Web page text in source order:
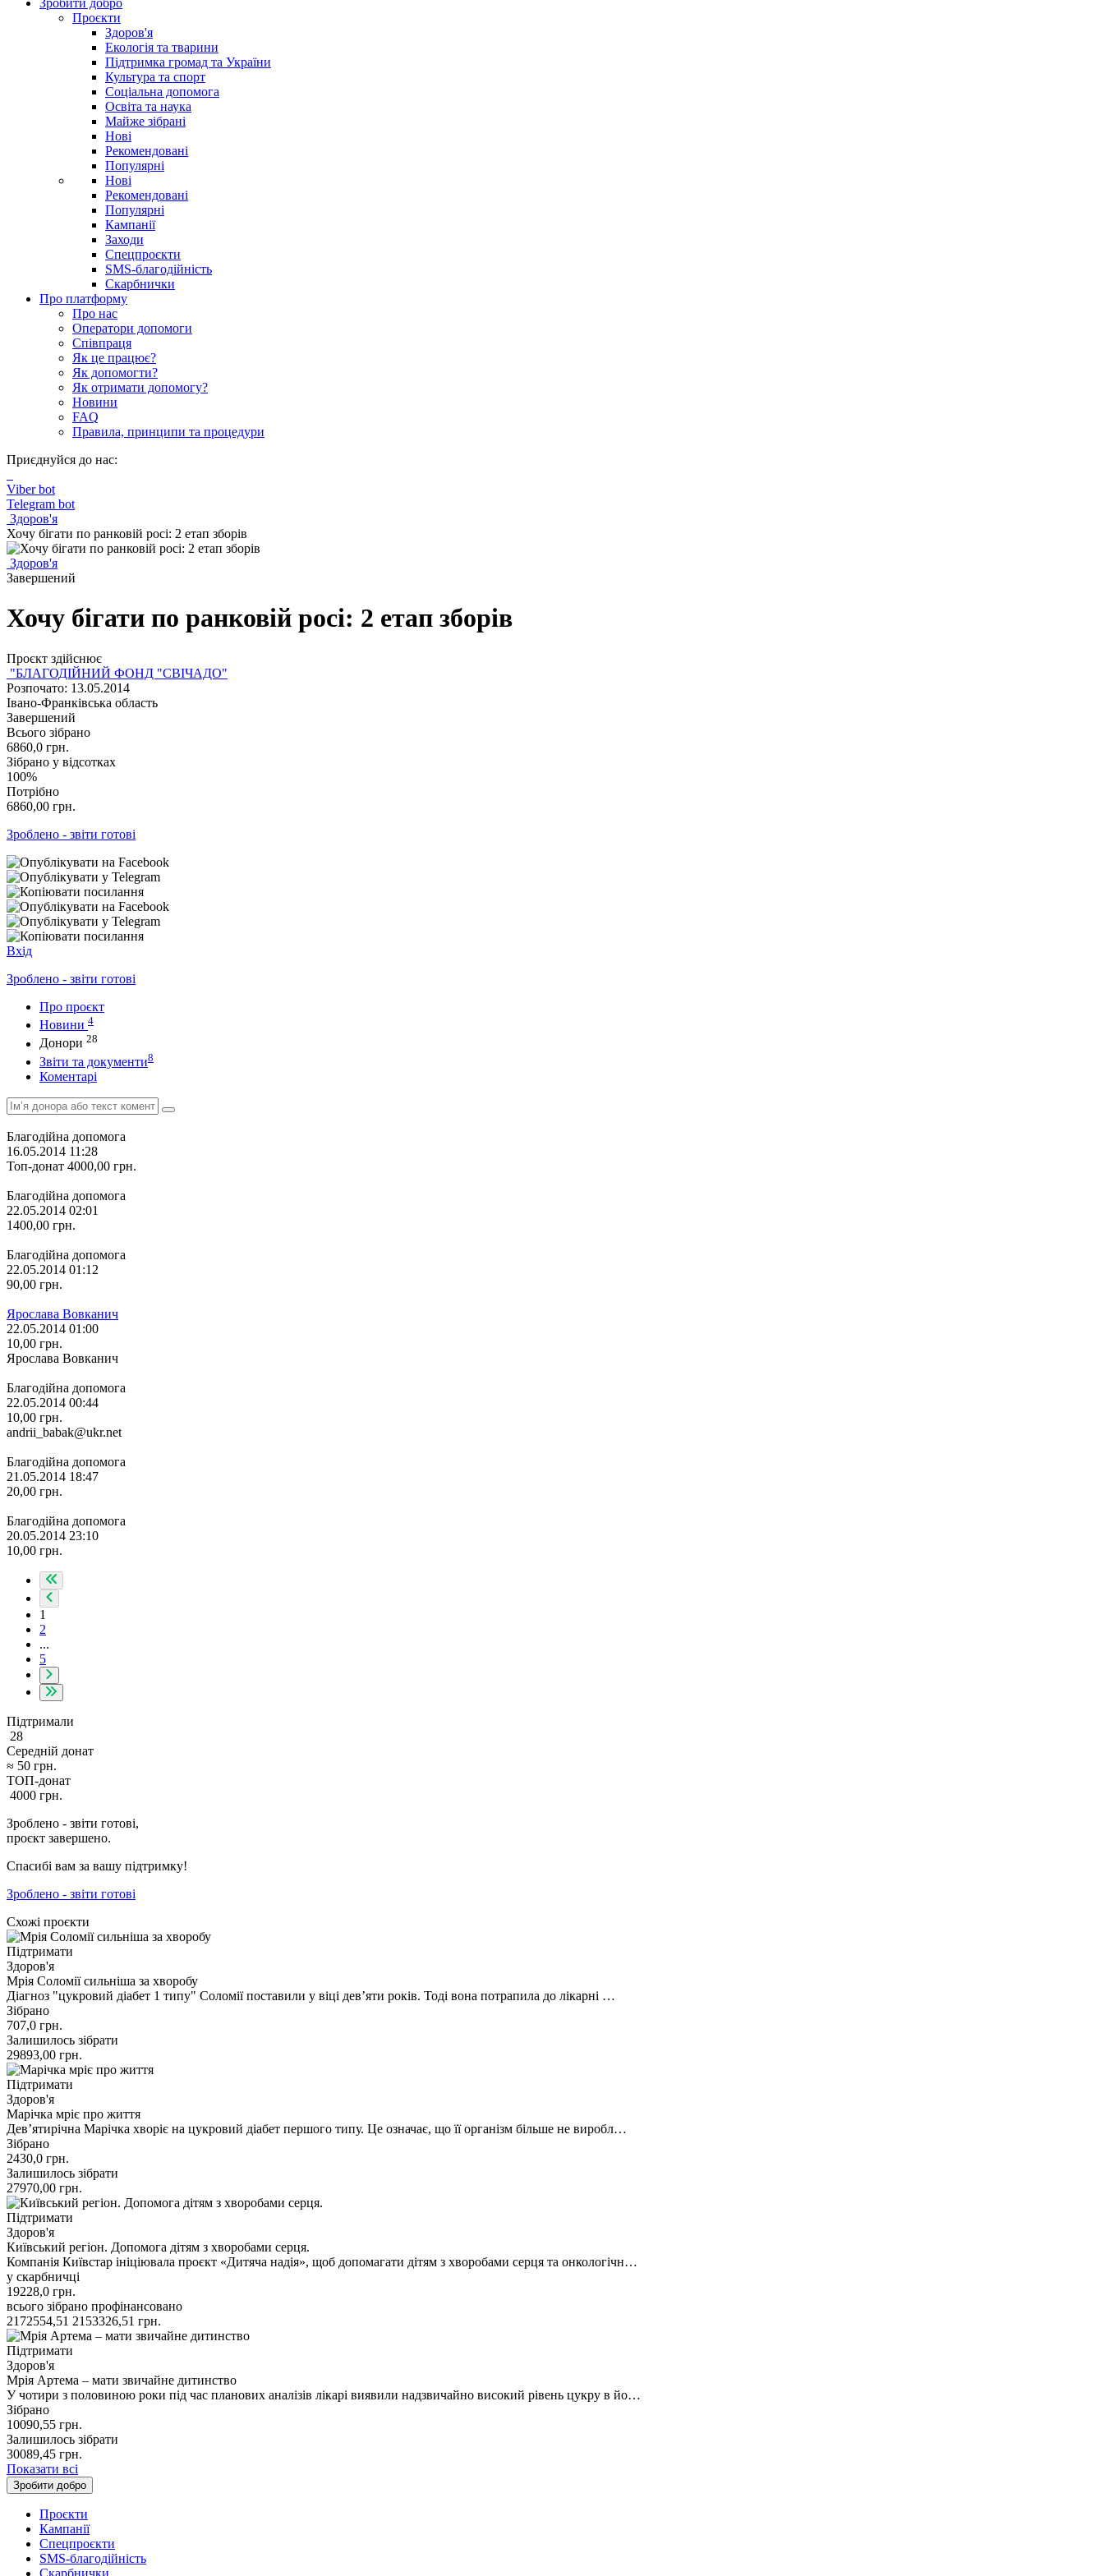
Зробити добро
Проєкти
Здоров'я
Екологія та тварини
Підтримка громад та України
Культура та спорт
Соціальна допомога
Освіта та наука
Майже зібрані
Нові
Рекомендовані
Популярні
Нові
Рекомендовані
Популярні
Кампанії
Заходи
Спецпроєкти
SMS-благодійність
Скарбнички
Про платформу
Про нас
Оператори допомоги
Співпраця
Як це працює?
Як допомогти?
Як отримати допомогу?
Новини
FAQ
Правила, принципи та процедури
Приєднуйся до нас:
Viber bot
Telegram bot
Здоров'я
Хочу бігати по ранковій росі: 2 етап зборів
Здоров'я
Завершений
Хочу бігати по ранковій росі: 2 етап зборів
Проєкт здійснює
"БЛАГОДІЙНИЙ ФОНД "СВІЧАДО"
Розпочато: 13.05.2014
Івано-Франківська область
Завершений
Всього зібрано
6860,0 грн.
Зібрано у відсотках
100%
Потрібно
6860,00 грн.
Зроблено - звіти готові
Вхід
Зроблено - звіти готові
Про проєкт
Новини 4
Донори 28
Звіти та документи8
Коментарі
Благодійна допомога
16.05.2014 11:28
Топ-донат 4000,00 грн.
Благодійна допомога
22.05.2014 02:01
1400,00 грн.
Благодійна допомога
22.05.2014 01:12
90,00 грн.
Ярослава Вовканич
22.05.2014 01:00
10,00 грн.
Ярослава Вовканич
Благодійна допомога
22.05.2014 00:44
10,00 грн.
andrii_babak@ukr.net
Благодійна допомога
21.05.2014 18:47
20,00 грн.
Благодійна допомога
20.05.2014 23:10
10,00 грн.
1
2
...
5
Підтримали
28
Середній донат
≈ 50 грн.
ТОП-донат
4000 грн.
Зроблено - звіти готові,
проєкт завершено.
Спасибі вам за вашу підтримку!
Зроблено - звіти готові
Схожі проєкти
Підтримати
Здоров'я
Мрія Соломії сильніша за хворобу
Діагноз "цукровий діабет 1 типу" Соломії поставили у віці дев’яти років. Тоді вона потрапила до лікарні …
Зібрано
707,0 грн.
Залишилось зібрати
29893,00 грн.
Підтримати
Здоров'я
Марічка мріє про життя
Девʼятирічна Марічка хворіє на цукровий діабет першого типу. Це означає, що її організм більше не виробл…
Зібрано
2430,0 грн.
Залишилось зібрати
27970,00 грн.
Підтримати
Здоров'я
Київський регіон. Допомога дітям з хворобами серця.
Компанія Київстар ініціювала проєкт «Дитяча надія», щоб допомагати дітям з хворобами серця та онкологічн…
у скарбничці
19228,0 грн.
всього зібрано профінансовано
2172554,51 2153326,51 грн.
Підтримати
Здоров'я
Мрія Артема – мати звичайне дитинство
У чотири з половиною роки під час планових аналізів лікарі виявили надзвичайно високий рівень цукру в йо…
Зібрано
10090,55 грн.
Залишилось зібрати
30089,45 грн.
Показати всі
Зробити добро
Проєкти
Кампанії
Спецпроєкти
SMS-благодійність
Скарбнички